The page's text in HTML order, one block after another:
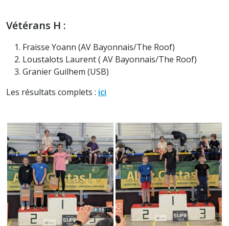
Vétérans H :
Fraisse Yoann (AV Bayonnais/The Roof)
Loustalots Laurent ( AV Bayonnais/The Roof)
Granier Guilhem (USB)
Les résultats complets : ici